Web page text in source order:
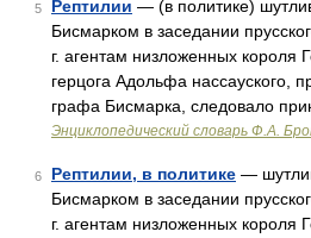
5 Рептилии — (в политике)
Бисмарком в заседании
г. агентам низложенных короля
герцога Адольфа нассауского,
графа Бисмарка, следовало
Энциклопедический словарь Ф.А.
6 Рептилии, в политике —
Бисмарком в заседании
г. агентам низложенных короля